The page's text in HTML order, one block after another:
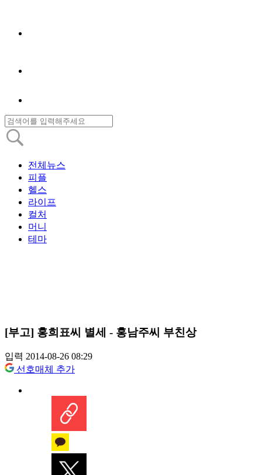
전체뉴스
피플
헬스
라이프
컬처
머니
테마
[부고] 홍희표씨 별세 - 홍남주씨 부친상
입력 2014-08-26 08:29
선호매체 추가